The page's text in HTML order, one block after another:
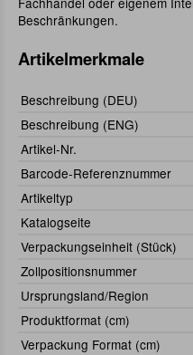
Beschränkungen.
Artikelmerkmale
Beschreibung (DEU)
Beschreibung (ENG)
Artikel-Nr.
Barcode-Referenznummer
Artikeltyp
Katalogseite
Verpackungseinheit (Stück)
Zollpositionsnummer
Ursprungsland/Region
Produktformat (cm)
Verpackung Format (cm)